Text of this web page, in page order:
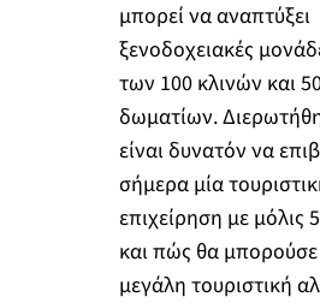
μπορεί να αναπτύξει
ξενοδοχειακές
των 100 κλινών και
δωματίων.
είναι δυνατόν να
σήμερα μία
επιχείρηση με μόλις
και πώς θα μπορούσε
μεγάλη τουριστική